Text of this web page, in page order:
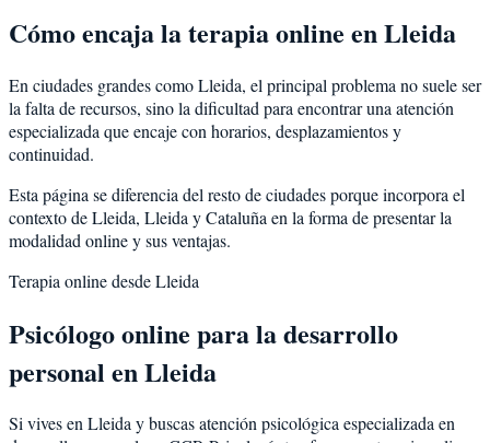
Cómo encaja la terapia online en Lleida
En ciudades grandes como Lleida, el principal problema no suele ser
la falta de recursos, sino la dificultad para encontrar una atención
especializada que encaje con horarios, desplazamientos y
continuidad.
Esta página se diferencia del resto de ciudades porque incorpora el
contexto deLleida, Lleida yCataluña en la forma de presentar la
modalidad online y sus ventajas.
Terapia online desdeLleida
Psicólogo online para ladesarrollo
personal enLleida
Si vives enLleiday buscas atención psicológica especializada en